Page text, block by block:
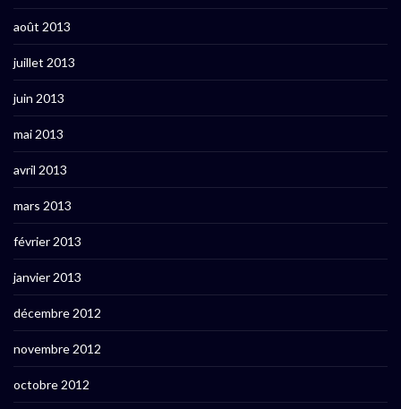
août 2013
juillet 2013
juin 2013
mai 2013
avril 2013
mars 2013
février 2013
janvier 2013
décembre 2012
novembre 2012
octobre 2012